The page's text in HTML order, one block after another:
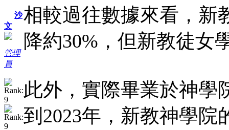
沙
文
管理
員
相較過往數據來看，新
降約30%，但新教徒女
此外，實際畢業於神學
到2023年，新教神學院